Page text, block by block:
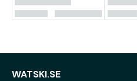
WATSKI.SE